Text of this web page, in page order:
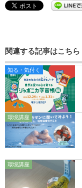
関連する記事はこちら
知る・気付く
環境講座
環境講座